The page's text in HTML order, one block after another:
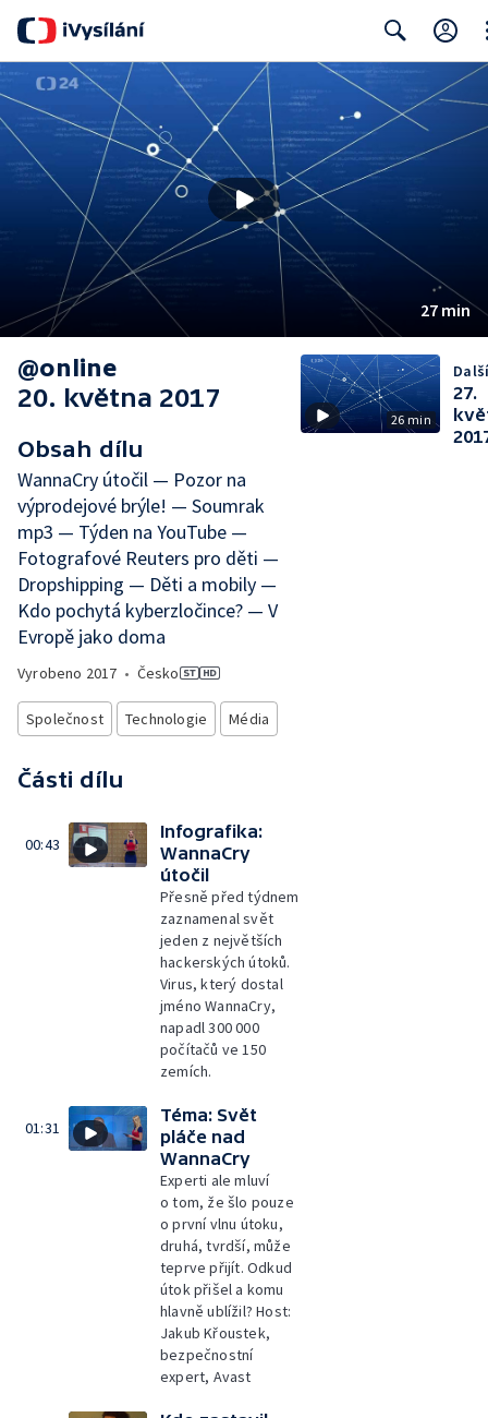
Search
27 min
@online
20. května 2017
Obsah dílu
WannaCry útočil — Pozor na
výprodejové brýle! — Soumrak
mp3 — Týden na YouTube —
Fotografové Reuters pro děti —
Dropshipping — Děti a mobily —
Kdo pochytá kyberzločince? — V
Evropě jako doma
Vyrobeno 2017 • Česko
Společnost Technologie Média
Části dílu
00:43
Infografika:
WannaCry
útočil
Přesně před týdnem
zaznamenal svět
jeden z největších
hackerských útoků.
Virus, který dostal
jméno WannaCry,
napadl 300 000
počítačů ve 150
zemích.
01:31
Téma: Svět
pláče nad
WannaCry
Experti ale mluví
o tom, že šlo pouze
o první vlnu útoku,
druhá, tvrdší, může
teprve přijít. Odkud
útok přišel a komu
hlavně ublížil? Host:
Jakub Křoustek,
bezpečnostní
expert, Avast
26 min
27.